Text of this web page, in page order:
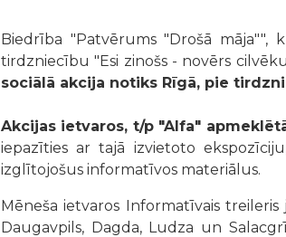
Biedrība "Patvērums "Drošā
tirdzniecību "Esi zinošs - novērs
sociālā akcija notiks Rīgā, pie
Akcijas ietvaros, t/p "Alfa"
iepazīties ar tajā izvietoto
izglītojošus informatīvos materiālus.
Mēneša ietvaros Informatīvais treileris
Daugavpils, Dagda, Ludza un